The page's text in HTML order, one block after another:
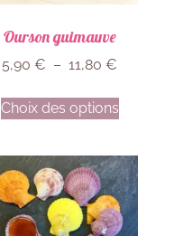
Ourson guimauve
5,90 € – 11,80 €
Choix des options